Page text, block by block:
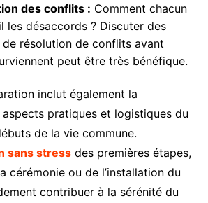
des conflits : Comment chacun
les désaccords ? Discuter des
résolution de conflits avant
peut être très bénéfique.
inclut également la
pratiques et logistiques du
de la vie commune.
sans stressdes premières étapes,
cérémonie ou de l’installation du
contribuer à la sérénité du